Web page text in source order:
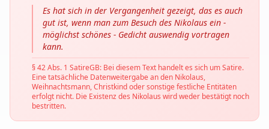
Es hat sich in der Vergangenheit gezeigt, das es auch
gut ist, wenn man zum Besuch des Nikolaus ein -
möglichst schönes - Gedicht auswendig vortragen
kann.
§ 42 Abs. 1 SatireGB: Bei diesem Text handelt es sich um Satire.
Eine tatsächliche Datenweitergabe an den Nikolaus,
Weihnachtsmann, Christkind oder sonstige festliche Entitäten
erfolgt nicht. Die Existenz des Nikolaus wird weder bestätigt noch
bestritten.